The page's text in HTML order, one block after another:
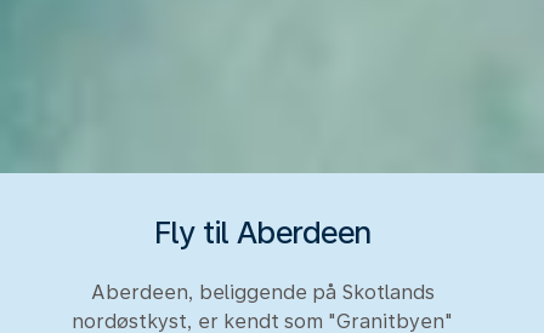
Fly til Aberdeen
Aberdeen, beliggende på Skotlands
nordøstkyst, er kendt som "Granitbyen"